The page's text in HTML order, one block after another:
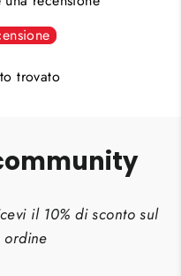
trovato
il 10% di sconto sul
ordine